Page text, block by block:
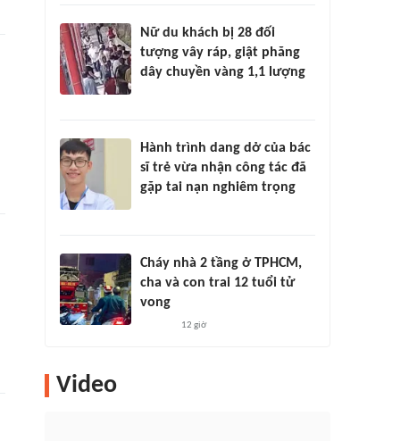
Nữ du khách bị 28 đối
tượng vây ráp, giật phăng
dây chuyền vàng 1,1 lượng
Hành trình dang dở của bác
sĩ trẻ vừa nhận công tác đã
gặp tai nạn nghiêm trọng
Cháy nhà 2 tầng ở TPHCM,
cha và con trai 12 tuổi tử
vong
12 giờ
Video